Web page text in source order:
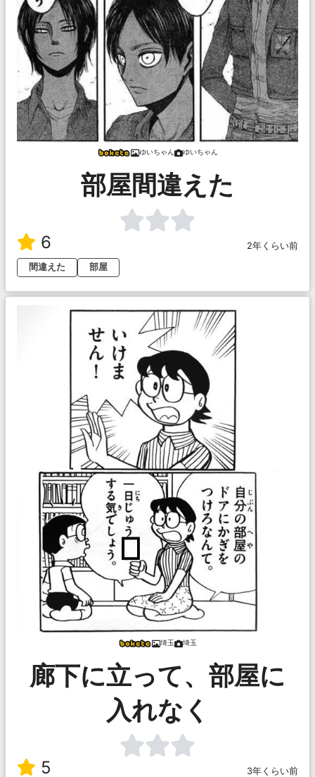
ゆいちゃん ゆいちゃん
部屋間違えた
6
2年くらい前
間違えた
部屋
埼玉 埼玉
廊下に立って、部屋に
入れなく
5 3年くらい前